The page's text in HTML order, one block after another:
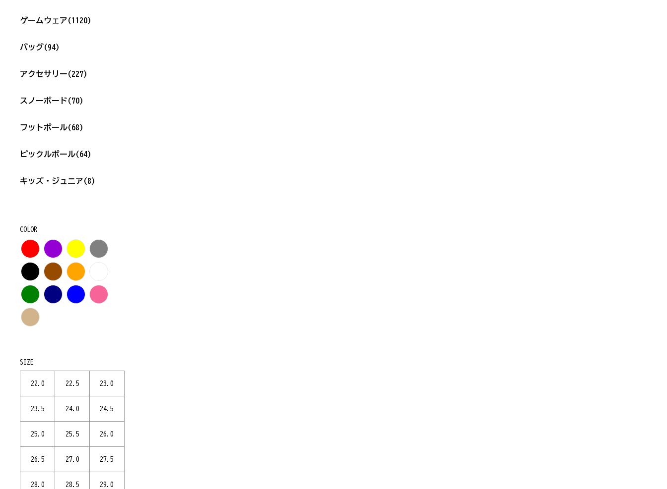
ゲームウェア(1120)
バッグ(94)
アクセサリー(227)
スノーボード(70)
フットボール(68)
ピックルボール(64)
キッズ・ジュニア(8)
COLOR
SIZE
22.0 22.5 23.0
23.5 24.0 24.5
25.0 25.5 26.0
26.5 27.0 27.5
28.0 28.5 29.0